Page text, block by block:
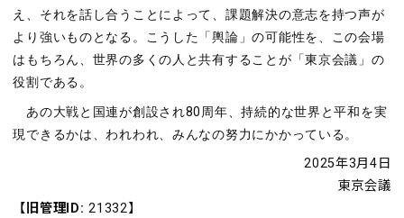
え、それを話し合うことによって、課題解決の意志を持つ声が
より強いものとなる。こうした「輿論」の可能性を、この会場
はもちろん、世界の多くの⼈と共有することが「東京会議」の
役割である。
あの⼤戦と国連が創設され80周年、持続的な世界と平和を実
現できるかは、われわれ、みんなの努⼒にかかっている。
2025年3月4日
東京会議
【旧管理ID:21332】